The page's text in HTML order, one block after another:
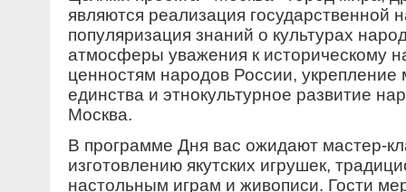
являются реализация государственной
популяризация знаний о культурах
атмосферы уважения к историческому
ценностям народов России,
единства и этнокультурное развитие
Москва.
В программе Дня вас ожидают мастер-
изготовлению якутских игрушек,
настольным играм и живописи. Гости